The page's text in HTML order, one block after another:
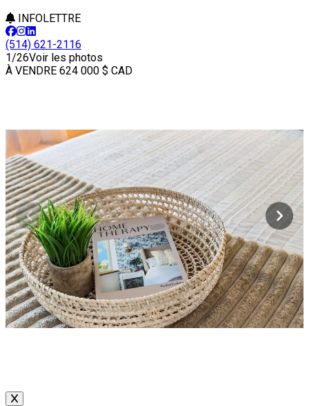
INFOLETTRE
(514) 621-2116
1/26Voir les photos
À VENDRE 624 000 $ CAD